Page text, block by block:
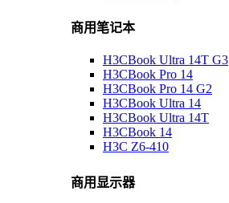
商用笔记本
H3CBook Ultra 14T G3
H3CBook Pro 14
H3CBook Pro 14 G2
H3CBook Ultra 14
H3CBook Ultra 14T
H3CBook 14
H3C Z6-410
商用显示器